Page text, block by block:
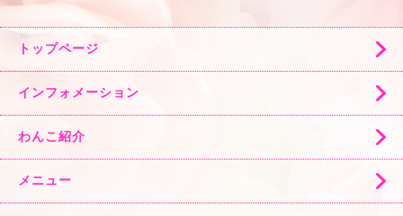
トップページ
インフォメーション
わんこ紹介
メニュー